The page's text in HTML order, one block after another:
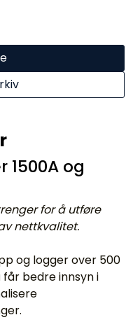
1500A og
for å utføre
nettkvalitet.
og logger over 500
bedre innsyn i